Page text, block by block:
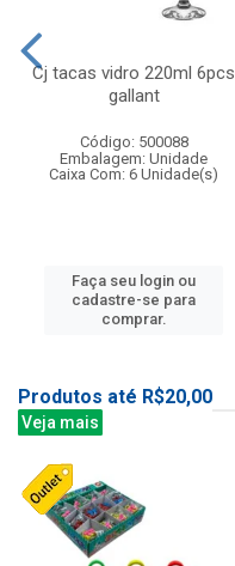
Cj tacas vidro 220ml 6pcs
gallant
Código: 500088
Embalagem: Unidade
Caixa Com: 6 Unidade(s)
Faça seu login ou
cadastre-se para
comprar.
Produtos até R$20,00
Veja mais